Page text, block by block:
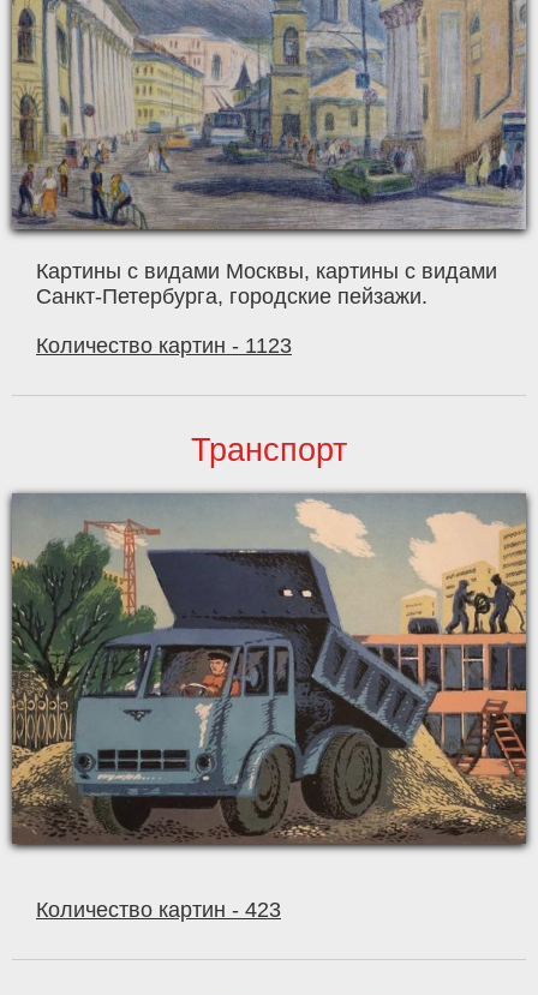
Картины с видами Москвы, картины с видами
Санкт-Петербурга, городские пейзажи.
Количество картин - 1123
Транспорт
Количество картин - 423